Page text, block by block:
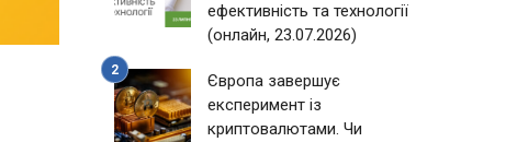
ефективність та технології
(онлайн, 23.07.2026)
Європа завершує
експеримент із
криптовалютами. Чи